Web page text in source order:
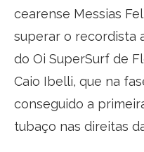
cearense Messias
superar o recordista
do Oi SuperSurf de
Caio Ibelli, que na
conseguido a
tubaço nas direitas